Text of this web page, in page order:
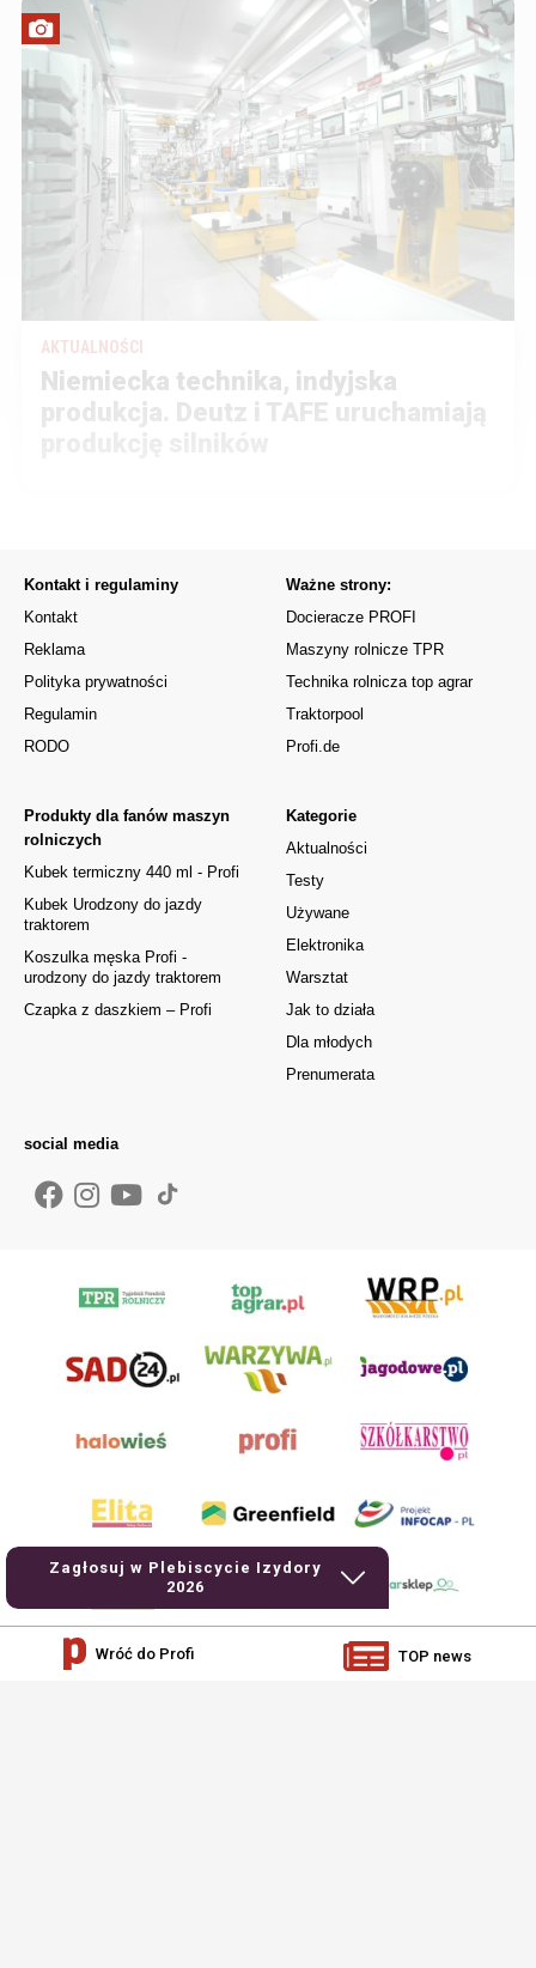
AKTUALNOŚCI
Niemiecka technika, indyjska
produkcja. Deutz i TAFE uruchamiają
Zagłosuj w Plebiscycie Izydory
2026
Kontakt i regulaminy
Kontakt
Reklama
Polityka prywatności
Regulamin
RODO
Kategorie
Aktualności
Testy
Używane
Elektronika
Warsztat
Jak to działa
Dla młodych
Prenumerata
Produkty dla fanów maszyn
rolniczych
Kubek termiczny 440 ml - Profi
Kubek Urodzony do jazdy
traktorem
Koszulka męska Profi -
urodzony do jazdy traktorem
Czapka z daszkiem – Profi
Ważne strony:
Docieracze PROFI
Maszyny rolnicze TPR
Technika rolnicza top agrar
Traktorpool
Profi.de
social media
Wróć do Profi TOP news